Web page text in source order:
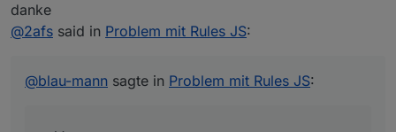
um das entsprechende Objekt auszuwählen. Leider bleibt
Das scheint mir definitiv ein Bug zu sein.
danke
@2afs said in Problem mit Rules JS:
@blau-mann sagte in Problem mit Rules JS: